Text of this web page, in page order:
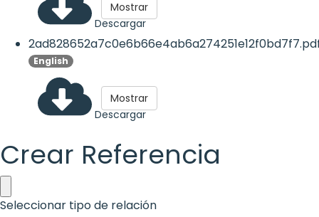
Descargar
Mostrar
English
Descargar
Mostrar
Crear Referencia
Seleccionar tipo de relación